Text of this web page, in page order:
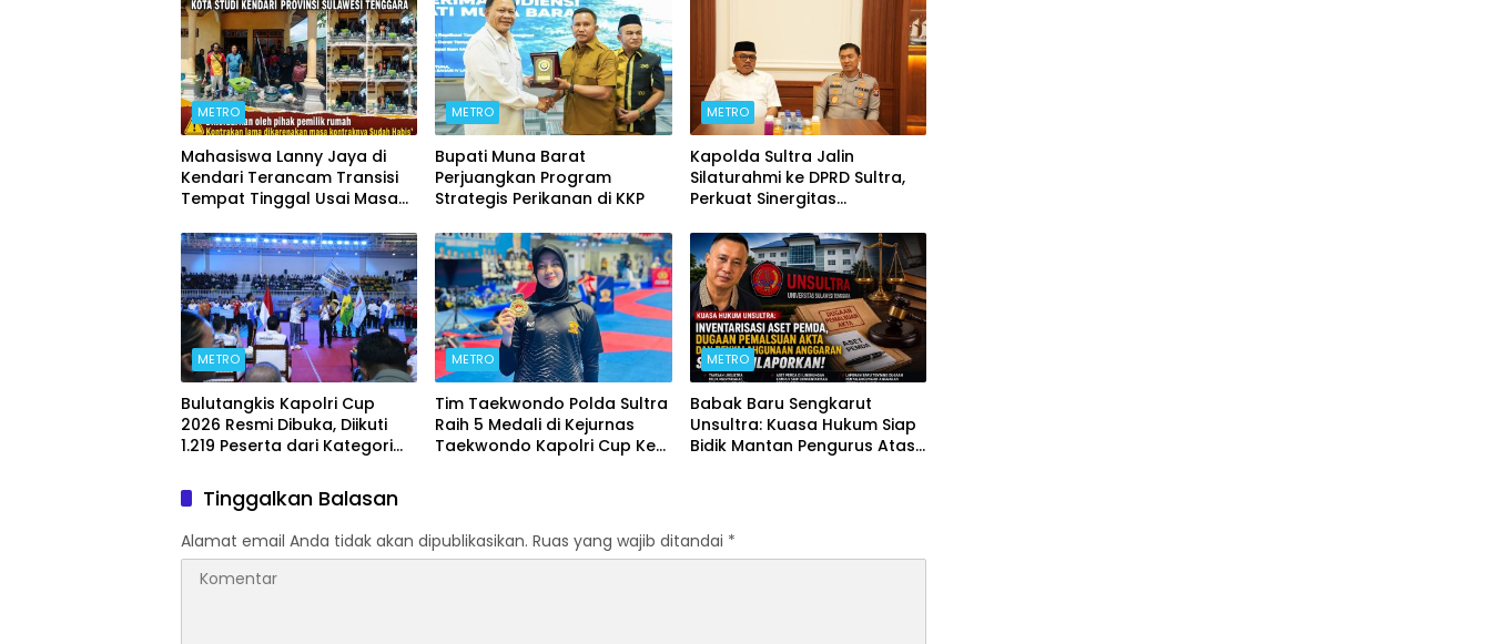
METRO
Mahasiswa Lanny Jaya di
Kendari Terancam Transisi
Tempat Tinggal Usai Masa
METRO
Bupati Muna Barat
Perjuangkan Program
Strategis Perikanan di KKP
METRO
Kapolda Sultra Jalin
Silaturahmi ke DPRD Sultra,
Perkuat Sinergitas
Daerah
METRO
Bulutangkis Kapolri Cup
2026 Resmi Dibuka, Diikuti
1.219 Peserta dari Kategori
METRO
Tim Taekwondo Polda Sultra
Raih 5 Medali di Kejurnas
Taekwondo Kapolri Cup Ke-
METRO
Babak Baru Sengkarut
Unsultra: Kuasa Hukum Siap
Bidik Mantan Pengurus Atas
Tinggalkan Balasan
Alamat email Anda tidak akan dipublikasikan. Ruas yang wajib ditandai *